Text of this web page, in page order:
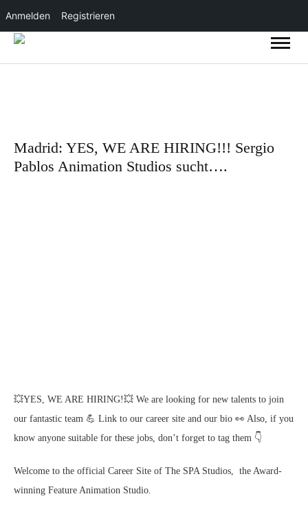
Anmelden Registrieren
Madrid: YES, WE ARE HIRING!!! Sergio
Pablos Animation Studios sucht….
💥YES, WE ARE HIRING!💥 We are looking for new talents to join
our fantastic team 💪 Link to our career site and our bio 👀 Also, if you
know anyone suitable for these jobs, don’t forget to tag them 👇
Welcome to the official Career Site of The SPA Studios, the Award-
winning Feature Animation Studio.